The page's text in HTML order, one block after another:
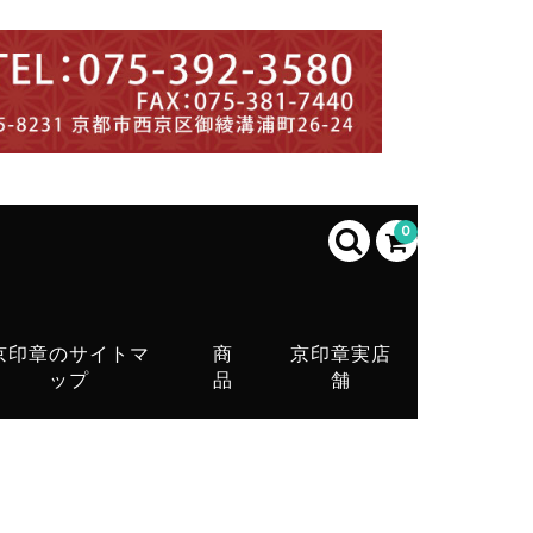
0
印章のサイトマ
ップ
商
品
京印章実店
舗